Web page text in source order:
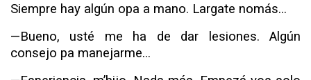
Siempre hay algún opa a mano. Largate nomás...
—Bueno, usté me ha de dar lesiones. Algún
consejo pa manejarme...